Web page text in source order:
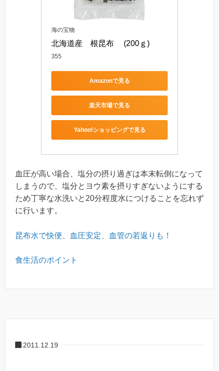
海の宝物
北海道産　根昆布　 (200ｇ)
355
Amazonで見る
楽天市場で見る
Yahoo!ショッピングで見る
血圧が高い場合、塩分の摂り過ぎは本末転倒になって
しまうので、塩分とヨウ素を摂りすぎないようにする
ため丁寧な水洗いと20分程度水につけることを忘れず
に行います。
昆布水で快便、血圧安定、血管の若返りも！
食生活のポイント
2011.12.19